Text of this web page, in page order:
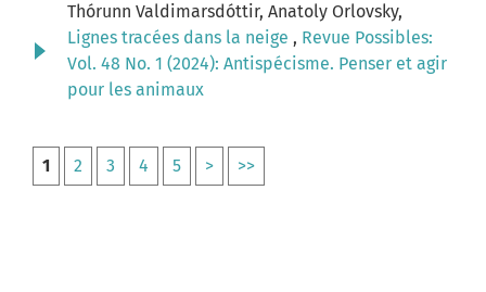
Thórunn Valdimarsdóttir, Anatoly Orlovsky,
Lignes tracées dans la neige , Revue Possibles:
Vol. 48 No. 1 (2024): Antispécisme. Penser et agir
pour les animaux
1 2 3 4 5 > >>